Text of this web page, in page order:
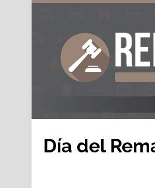
Día del